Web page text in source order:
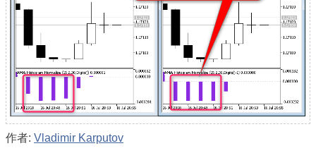
作者: Vladimir Karputov